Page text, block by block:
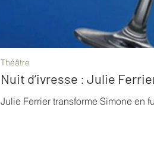
Nuit d’ivresse : Julie
Julie Ferrier transforme Simone en
Théâtre